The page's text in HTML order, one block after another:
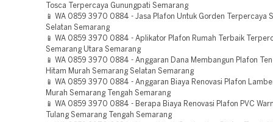
Tosca Terpercaya Gunungpati Semarang
📱 WA 0859 3970 0884 - Jasa Plafon Untuk Gorden Terpercaya
Selatan Semarang
📱 WA 0859 3970 0884 - Aplikator Plafon Rumah Terbaik
Semarang Utara Semarang
📱 WA 0859 3970 0884 - Anggaran Dana Membangun Plafon
Hitam Murah Semarang Selatan Semarang
📱 WA 0859 3970 0884 - Anggaran Biaya Renovasi Plafon
Murah Semarang Tengah Semarang
📱 WA 0859 3970 0884 - Berapa Biaya Renovasi Plafon PVC
Tulang Semarang Tengah Semarang